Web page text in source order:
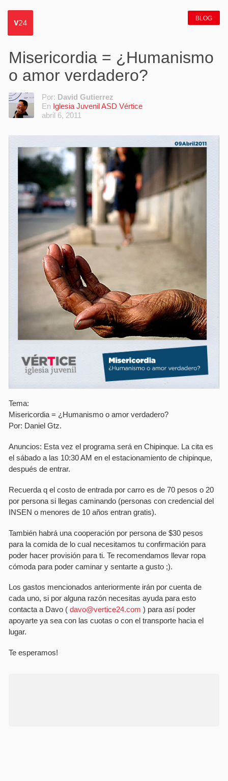
BLOG
Misericordia = ¿Humanismo
o amor verdadero?
Por: David Gutierrez
En Iglesia Juvenil ASD Vértice
abril 6, 2011
Tema:
Misericordia = ¿Humanismo o amor verdadero?
Por: Daniel Gtz.
Anuncios: Esta vez el programa será en Chipinque. La cita es
el sábado a las 10:30 AM en el estacionamiento de chipinque,
después de entrar.
Recuerda q el costo de entrada por carro es de 70 pesos o 20
por persona si llegas caminando (personas con credencial del
INSEN o menores de 10 años entran gratis).
También habrá una cooperación por persona de $30 pesos
para la comida de lo cual necesitamos tu confirmación para
poder hacer provisión para ti. Te recomendamos llevar ropa
cómoda para poder caminar y sentarte a gusto ;).
Los gastos mencionados anteriormente irán por cuenta de
cada uno, si por alguna razón necesitas ayuda para esto
contacta a Davo ( davo@vertice24.com ) para así­ poder
apoyarte ya sea con las cuotas o con el transporte hacia el
lugar.
Te esperamos!